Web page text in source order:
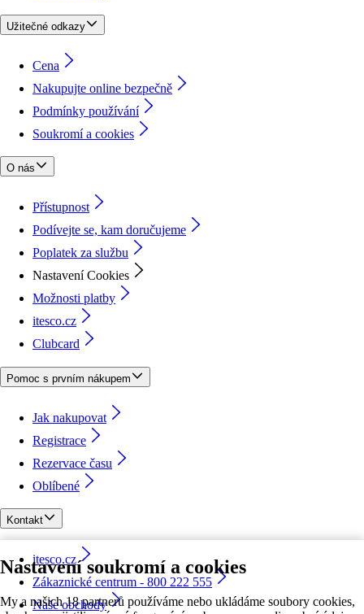
Nastavení soukromí a cookies
My a našich 18 partnerů používáme nebo ukládáme soubory cookies,
Užitečné odkazy
Cena
Nakupujte online bezpečně
Podmínky používání
Soukromí a cookies
O nás
Přístupnost
Podívejte se, kam doručujeme
Poplatek za službu
Nastavení Cookies
Možnosti platby
itesco.cz
Clubcard
Pomoc s prvním nákupem
Jak nakupovat
Registrace
Rezervace času
Oblíbené
Kontakt
itesco.cz
Zákaznické centrum - 800 222 555
Naše obchody